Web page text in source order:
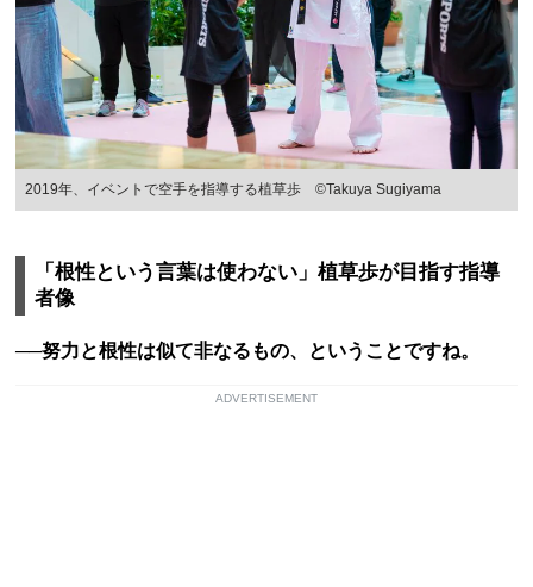
2019年、イベントで空手を指導する植草歩 ©Takuya Sugiyama
「根性という言葉は使わない」植草歩が目指す指導
者像
──努力と根性は似て非なるもの、ということですね。
ADVERTISEMENT